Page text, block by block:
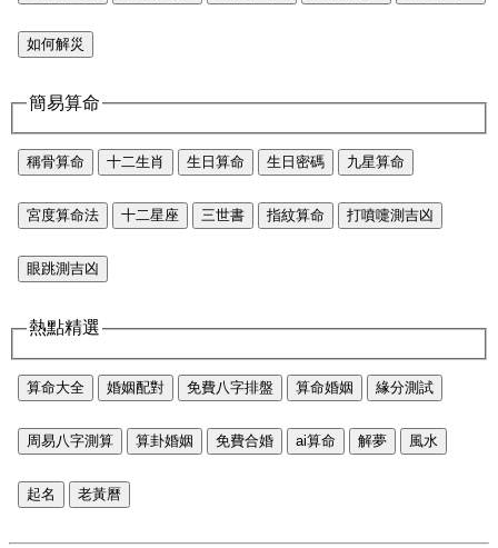
如何解災
簡易算命
稱骨算命 十二生肖 生日算命 生日密碼 九星算命
宮度算命法 十二星座 三世書 指紋算命 打噴嚏測吉凶
眼跳測吉凶
熱點精選
算命大全 婚姻配對 免費八字排盤 算命婚姻 緣分測試
周易八字測算 算卦婚姻 免費合婚 ai算命 解夢 風水
起名 老黃曆